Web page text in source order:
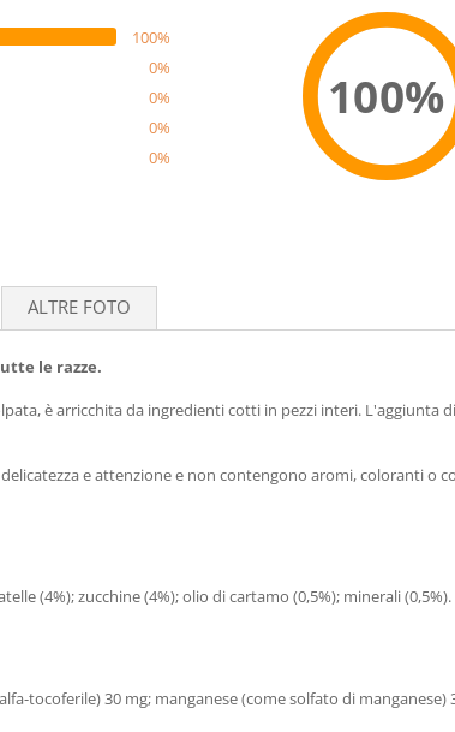
100%
0%
0%
0%
0%
100%
ALTRE FOTO
le razze.
è arricchita da ingredienti cotti in pezzi interi. L'aggiunta
e attenzione e non contengono aromi, coloranti o
(4%); zucchine (4%); olio di cartamo (0,5%); minerali (0,5%).
tocoferile) 30 mg; manganese (come solfato di